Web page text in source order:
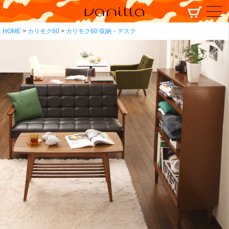
HOME カリモク60 カリモク60 収納・デスク